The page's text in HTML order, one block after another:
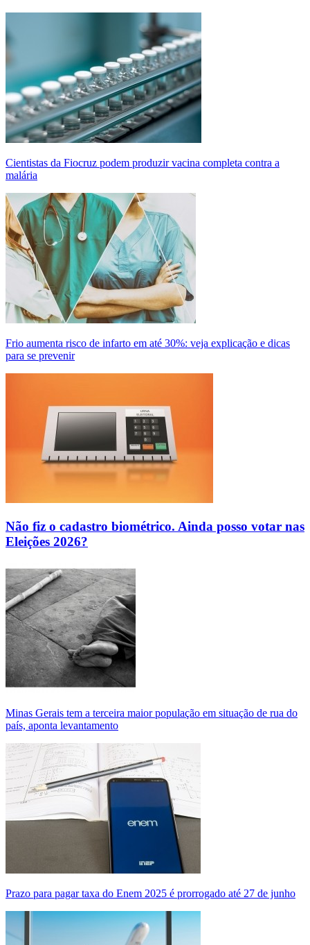
Cientistas da Fiocruz podem produzir vacina completa contra a
malária
Frio aumenta risco de infarto em até 30%: veja explicação e dicas
para se prevenir
Não fiz o cadastro biométrico. Ainda posso votar nas
Eleições 2026?
Minas Gerais tem a terceira maior população em situação de rua do
país, aponta levantamento
Prazo para pagar taxa do Enem 2025 é prorrogado até 27 de junho